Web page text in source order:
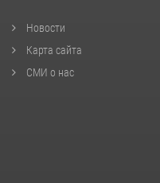
Новости
Карта сайта
СМИ о нас